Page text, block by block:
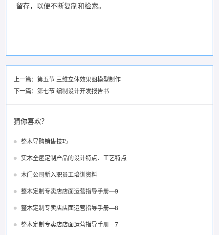
留存，以便不断复制和检索。
上一篇： 第五节 三维立体效果图模型制作
下一篇： 第七节 编制设计开发报告书
猜你喜欢？
整木导购销售技巧
实木全屋定制产品的设计特点、工艺特点
木门公司新入职员工培训资料
整木定制专卖店店面运营指导手册—9
整木定制专卖店店面运营指导手册—8
整木定制专卖店店面运营指导手册—7